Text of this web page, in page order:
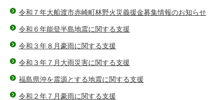
令和７年大船渡市赤崎町林野火災義援金募集情報のお知らせ
令和６年能登半島地震に関する支援
令和３年８月豪雨に関する支援
令和３年７月大雨災害に関する支援
福島県沖を震源とする地震に関する支援
令和２年７月豪雨に関する支援